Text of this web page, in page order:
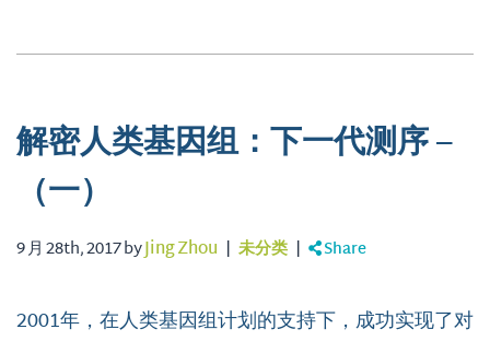
解密人类基因组：下一代测序 –
（一）
9 月 28th, 2017 byJing Zhou | 未分类 | Share
2001年，在人类基因组计划的支持下，成功实现了对